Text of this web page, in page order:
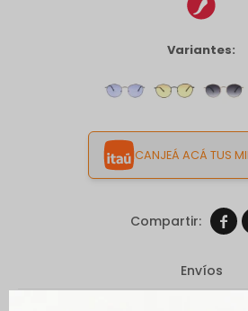
Variantes:
CANJEÁ ACÁ TUS

Envíos